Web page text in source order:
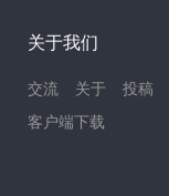
关于我们
交流 关于
投稿
客户端下载